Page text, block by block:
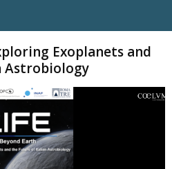
Exoplanets and
Astrobiology